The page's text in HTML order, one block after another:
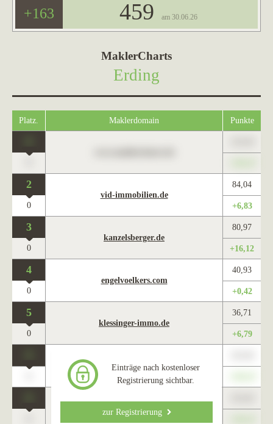
+163 459 am 30.06.26
MaklerCharts
Erding
Platz. Maklerdomain Punkte
2
vid-immobilien.de
84,04
0 +6,83
3
kanzelsberger.de
80,97
0 +16,12
4
engelvoelkers.com
40,93
0 +0,42
5
klessinger-immo.de
36,71
0 +6,79
www.maklercharts.de
Einträge nach kostenloser
Registrierung sichtbar.
zur Registrierung
www.maklercharts.de